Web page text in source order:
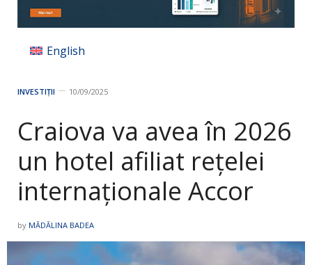
English
INVESTIȚII 10/09/2025
Craiova va avea în 2026
un hotel afiliat rețelei
internaționale Accor
by MĂDĂLINA BADEA